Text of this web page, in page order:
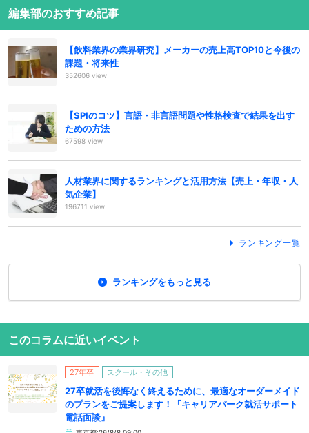
編集部のおすすめ記事
【飲料業界の業界研究】メーカーの売上高TOP10と今後の
課題・将来性
352606 view
【SPIのコツ】言語・非言語問題や性格検査で結果を出す
ための方法
67598 view
人材業界に関するランキングと活用方法【売上・年収・人
気企業】
196711 view
ランキング一覧
ランキングをもっと見る
このコラムに近いイベント
27年卒 スクール・その他
27卒就活を後悔なく終えるために、最適なオーダーメイド
のプランをご提案します！『キャリアパーク就活サポート
電話面談』